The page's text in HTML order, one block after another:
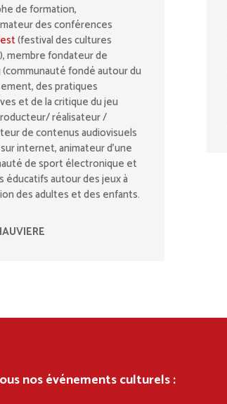
de formation,
des conférences
(festival des cultures
membre fondateur de
(communauté fondé autour du
des pratiques
et de la critique du jeu
réalisateur /
de contenus audiovisuels
internet, animateur d’une
de sport électronique et
éducatifs autour des jeux à
des adultes et des enfants.
nos événements culturels :